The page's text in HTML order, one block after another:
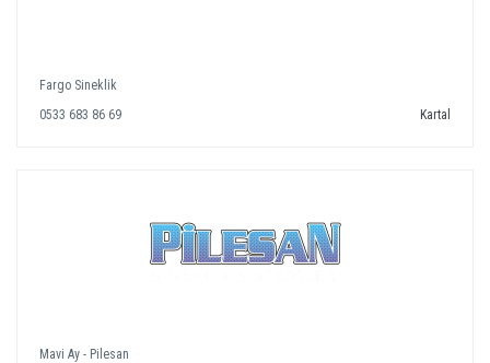
Fargo Sineklik
0533 683 86 69
Kartal
Mavi Ay - Pilesan